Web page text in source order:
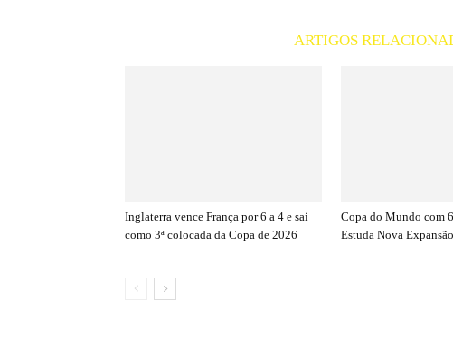
ARTIGOS
Inglaterra vence França por 6 a 4 e sai
como 3ª colocada da Copa de 2026
Copa do Mundo com
Estuda Nova